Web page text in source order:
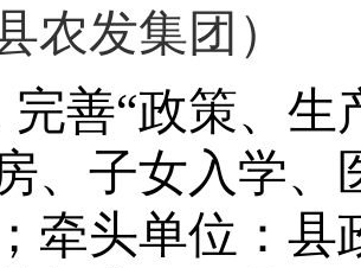
农发集团）
完善“政策、生
、子女入学、
； 牵头单位：县